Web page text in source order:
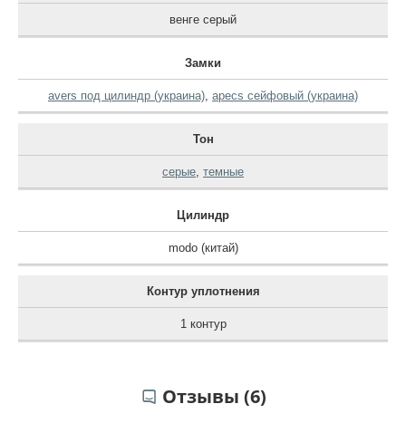
венге серый
Замки
avers под цилиндр (украина) apecs сейфовый (украина)
Тон
серые темные
Цилиндр
modo (китай)
Контур уплотнения
1 контур
Отзывы (6)